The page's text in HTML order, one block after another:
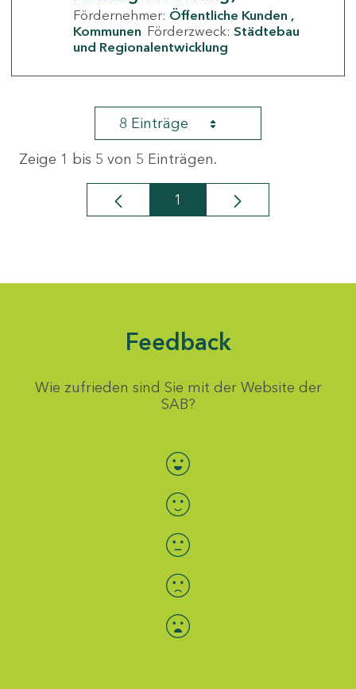
Fördernehmer: Öffentliche Kunden
Kommunen Förderzweck: Städtebau
und Regionalentwicklung
8 Einträge
Zeige 1 bis 5 von 5 Einträgen.
Seite
1
Feedback
Wie zufrieden sind Sie mit der Website der
SAB?
Bewertung auswählen